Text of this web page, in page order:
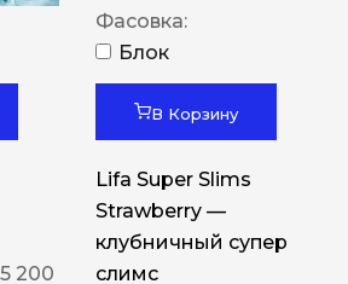
200
Фасовка:
Блок
В Корзину
Lifa Super Slims
Strawberry —
клубничный супер
слимс